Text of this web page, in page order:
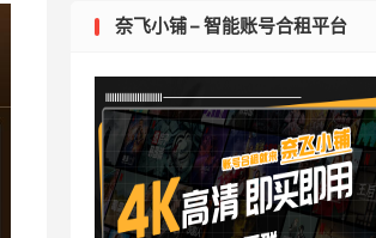
奈飞小铺 – 智能账号合租平台